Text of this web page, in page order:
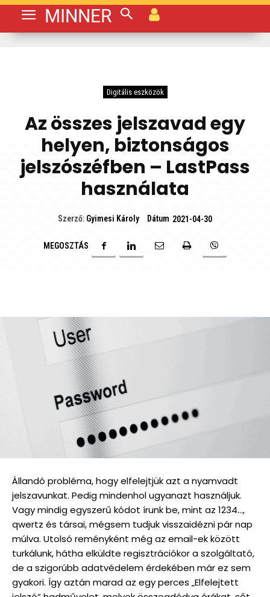
MINNER
Digitális eszközök
Az összes jelszavad egy
helyen, biztonságos
jelszószéfben – LastPass
használata
Szerző: Gyimesi Károly Dátum 2021-04-30
MEGOSZTÁS
Állandó probléma, hogy elfelejtjük azt a nyamvadt
jelszavunkat. Pedig mindenhol ugyanazt használjuk.
Vagy mindig egyszerű kódot írunk be, mint az 1234…,
qwertz és társai, mégsem tudjuk visszaidézni pár nap
múlva. Utolsó reményként még az email-ek között
turkálunk, hátha elküldte regisztrációkor a szolgáltató,
de a szigorúbb adatvédelem érdekében már ez sem
gyakori. Így aztán marad az egy perces „Elfelejtett